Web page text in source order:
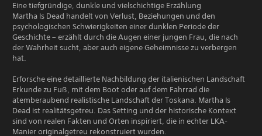
Eine tiefgründige, dunkle und vielschichtige Erzählung
Martha Is Dead handelt von Verlust, Beziehungen und den
psychologischen Schwierigkeiten einer dunklen Periode der
Geschichte – erzählt durch die Augen einer jungen Frau, die nach
der Wahrheit sucht, aber auch eigene Geheimnisse zu verbergen
hat.
Erforsche eine detaillierte Nachbildung der italienischen Landschaft
Erkunde zu Fuß, mit dem Boot oder auf dem Fahrrad die
atemberaubend realistische Landschaft der Toskana. Martha Is
Dead ist realitätsgetreu. Das Setting und der historische Kontext
sind von realen Fakten und Orten inspiriert, die in echter LKA-
Manier originalgetreu rekonstruiert wurden.